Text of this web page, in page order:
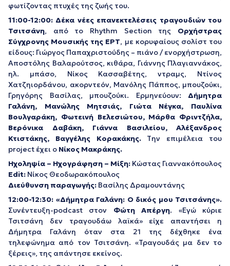
φωτίζοντας πτυχές της ζωής του.
11:00-12:00: Δέκα νέες επανεκτελέσεις τραγουδιών του
Τσιτσάνη, από το Rhythm Section της Ορχήστρας
Σύγχρονης Μουσικής της ΕΡΤ, με κορυφαίους σολίστ του
είδους: Γιώργος Παπαχριστούδης – πιάνο / ενορχήστρωση,
Αποστόλης Βαλαρούτσος, κιθάρα, Γιάννης Πλαγιαννάκος,
ηλ. μπάσο, Νίκος Κασσαβέτης, ντραμς, Ντίνος
Χατζηιορδάνου, ακορντεόν, Μανόλης Πάππος, μπουζούκι,
Γρηγόρης Βασίλας, μπουζούκι. Ερμηνεύουν: Δήμητρα
Γαλάνη, Μανώλης Μητσιάς, Γιώτα Νέγκα, Παυλίνα
Βουλγαράκη, Φωτεινή Βελεσιώτου, Μάρθα Φριντζήλα,
Βερόνικα Δαβάκη, Γιάννα Βασιλείου, Αλέξανδρος
Κτιστάκης, Βαγγέλης Κορακάκης. Tην επιμέλεια του
project έχει ο Νίκος Μακράκης.
Ηχοληψία – Ηχογράφηση – Μίξη: Κώστας Γιαννακόπουλος
Edit: Νίκος Θεοδωρακόπουλος
Διεύθυνση παραγωγής: Βασίλης Δραμουντάνης
12:00-12:30: «Δήμητρα Γαλάνη: Ο δικός μου Τσιτσάνης».
Συνέντευξη-podcast στον Φώτη Απέργη. «Εγώ κύριε
Τσιτσάνη δεν τραγουδάω λαϊκά» είχε απαντήσει η
Δήμητρα Γαλάνη όταν στα 21 της δέχθηκε ένα
τηλεφώνημα από τον Τσιτσάνη. «Τραγουδάς μα δεν το
ξέρεις», της απάντησε εκείνος.